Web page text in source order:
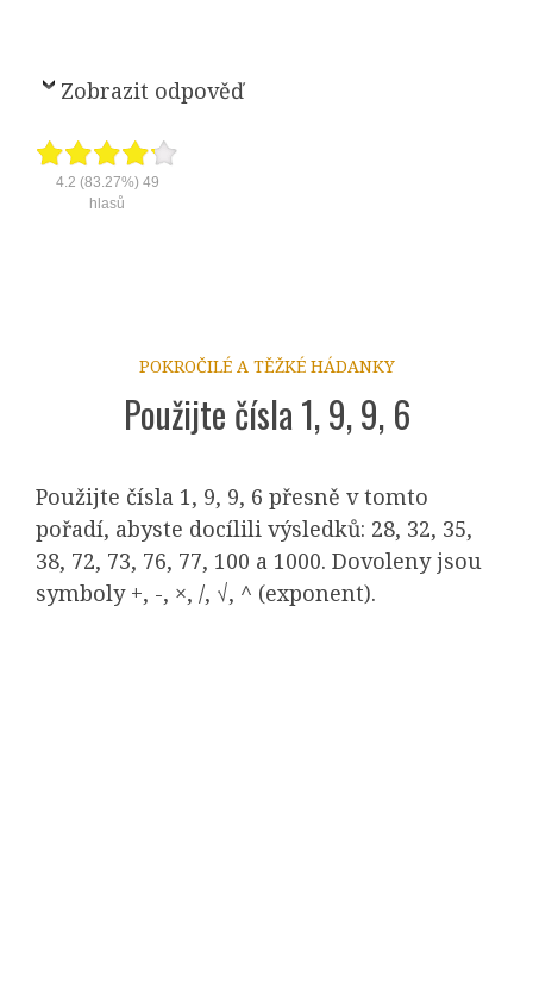
Zobrazit odpověď
4.2 (83.27%) 49
hlasů
POKROČILÉ A TĚŽKÉ HÁDANKY
Použijte čísla 1, 9, 9, 6
Použijte čísla 1, 9, 9, 6 přesně v tomto
pořadí, abyste docílili výsledků: 28, 32, 35,
38, 72, 73, 76, 77, 100 a 1000. Dovoleny jsou
symboly +, -, ×, /, √, ^ (exponent).